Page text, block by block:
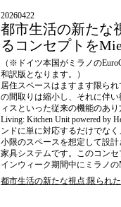
20260422
都市生活の新たな
るコンセプトを
（※ドイツ本国がミラノの
和訳版となります。）
居住スペースはますます限ら
の間取りは縮小し、それに伴
ィスといった従来の機能のあり
Living: Kitchen Unit powered by
ンドに単に対応するだけでな
小限のスペースを想定して設
家具システムです。このコン
インウィーク期間中にミラノの
都市生活の新たな視点:限られ